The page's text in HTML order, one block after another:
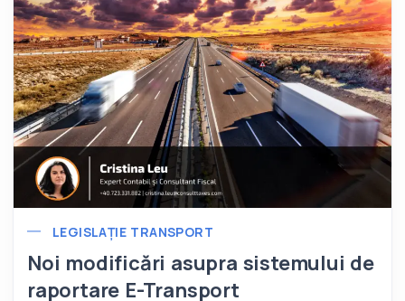
LEGISLAȚIE TRANSPORT
Noi modificări asupra sistemului de
raportare E-Transport